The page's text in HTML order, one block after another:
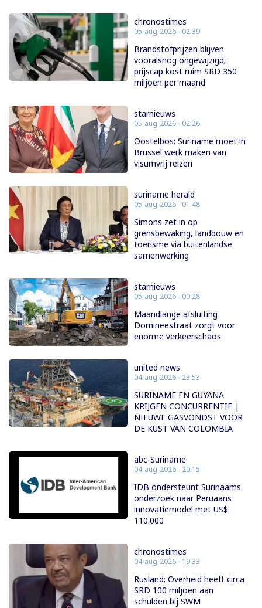
chronostimes
05-aug-2026 - 02:39
Brandstofprijzen blijven
vooralsnog ongewijzigd;
prijscap kost ruim SRD 350
miljoen per maand
starnieuws
05-aug-2026 - 02:26
Oostelbos: Suriname moet in
Brussel werk maken van
visumvrij reizen
suriname herald
05-aug-2026 - 01:48
Simons zet in op
grensbewaking, landbouw en
toerisme via buitenlandse
samenwerking
starnieuws
05-aug-2026 - 00:28
Maandlange afsluiting
Domineestraat zorgt voor
enorme verkeerschaos
united news
04-aug-2026 - 23:53
SURINAME EN GUYANA
KRIJGEN CONCURRENTIE |
NIEUWE GASVONDST VOOR
DE KUST VAN COLOMBIA
abc-Suriname
04-aug-2026 - 20:15
IDB ondersteunt Surinaams
onderzoek naar Peruaans
innovatiemodel met US$
110.000
chronostimes
04-aug-2026 - 19:33
Rusland: Overheid heeft circa
SRD 100 miljoen aan
schulden bij SWM